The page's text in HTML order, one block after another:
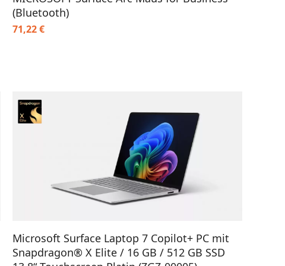
(Bluetooth)
71,22€
IN DEN WARENKORB
Microsoft Surface Laptop 7 Copilot+ PC mit
Snapdragon® X Elite / 16 GB / 512 GB SSD